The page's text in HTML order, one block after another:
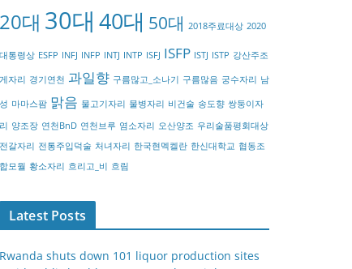
o
y
20대 30대 40대 50대 2018주료대상 2020
대통령상 ESFP INFJ INFP INTJ INTP ISFJ ISFP ISTJ ISTP 강산주조
게자리 경기연천 과일향 구름많고_소나기 구름많음 궁수자리 남
성 마마스팜 맑음 물고기자리 물병자리 비건술 송도향 쌍둥이자
리 양조장 연천BnD 연천브루 염소자리 오산양조 우리술품평회대상
전갈자리 전통주입덕술 처녀자리 한국현멕켈란 한신대학교 협동조
합모월 황소자리 흐리고_비 흐림
Latest Posts
Rwanda shuts down 101 liquor production sites